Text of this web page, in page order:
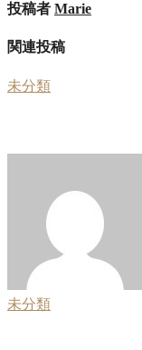
ョ
ン
投稿者 Marie
関連投稿
未分類
未分類